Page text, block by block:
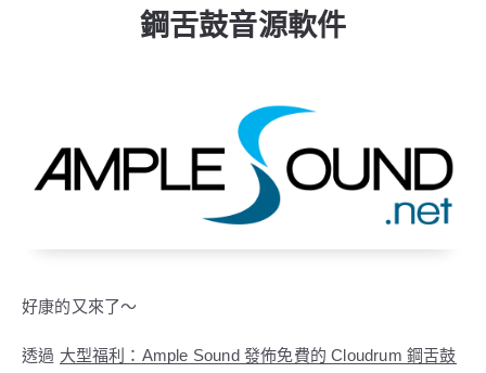
鋼舌鼓音源軟件
好康的又來了～
透過 大型福利： Ample Sound發佈免費的 Cloudrum鋼舌鼓